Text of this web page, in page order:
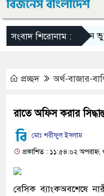
সংবাদ শিরোনাম :এমন ভুল না
প্রচ্ছদ অর্থ-বাজার-
রাতে অফিস করার
মোঃ শরীফুল ইসলাম
প্রকাশিত : ১১:৫৪:০২
বেসিক ব্যাংকঅবশেষে